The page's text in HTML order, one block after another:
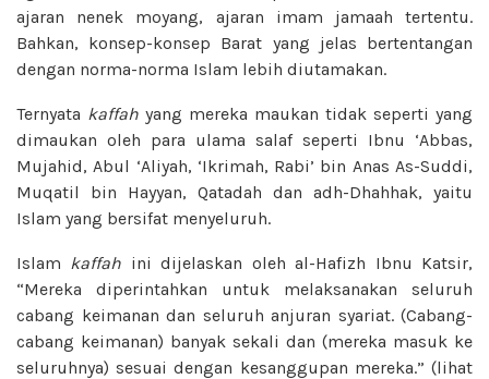
ajaran nenek moyang, ajaran imam jamaah tertentu.
Bahkan, konsep-konsep Barat yang jelas bertentangan
dengan norma-norma Islam lebih diutamakan.
Ternyata kaffah yang mereka maukan tidak seperti yang
dimaukan oleh para ulama salaf seperti Ibnu ‘Abbas,
Mujahid, Abul ‘Aliyah, ‘Ikrimah, Rabi’ bin Anas As-Suddi,
Muqatil bin Hayyan, Qatadah dan adh-Dhahhak, yaitu
Islam yang bersifat menyeluruh.
Islam kaffah ini dijelaskan oleh al-Hafizh Ibnu Katsir,
“Mereka diperintahkan untuk melaksanakan seluruh
cabang keimanan dan seluruh anjuran syariat. (Cabang-
cabang keimanan) banyak sekali dan (mereka masuk ke
seluruhnya) sesuai dengan kesanggupan mereka.” (lihat